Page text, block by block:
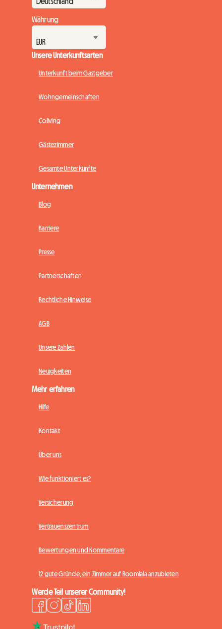
Währung
Unsere Unterkunftsarten
Unterkunft beim Gastgeber
Wohngemeinschaften
Coliving
Gästezimmer
Gesamte Unterkünfte
Unternehmen
Blog
Karriere
Presse
Partnerschaften
Rechtliche Hinweise
AGB
Unsere Zahlen
Neuigkeiten
Mehr erfahren
Hilfe
Kontakt
Über uns
Wie funktioniert es?
Versicherung
Vertrauenszentrum
Bewertungen und Kommentare
12 gute Gründe, ein Zimmer auf Roomlala anzubieten
Werde Teil unserer Community!